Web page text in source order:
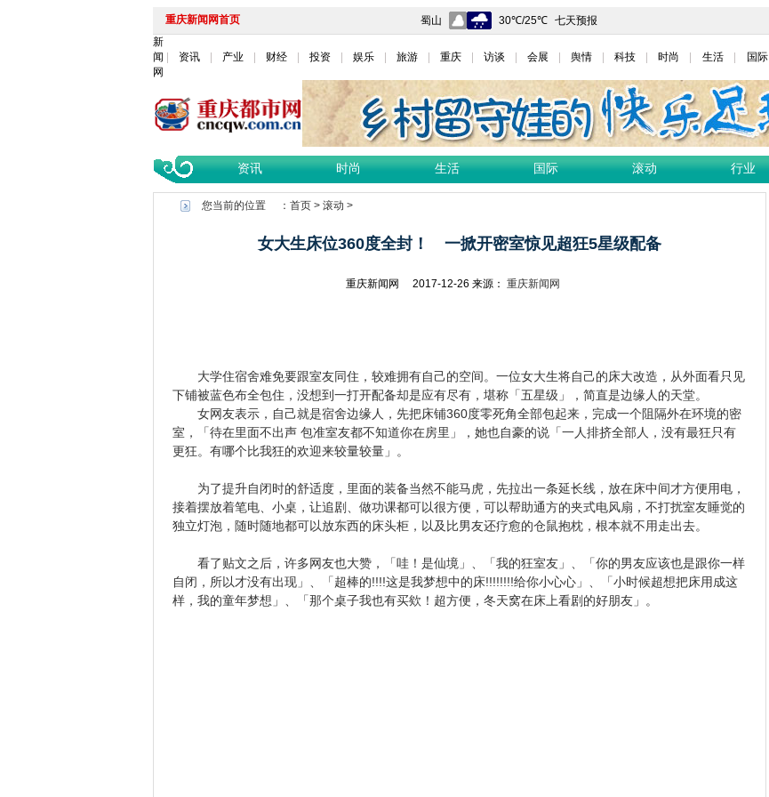
重庆新闻网首页
新
闻
网
资讯 产业 财经 投资 娱乐 旅游 重庆 访谈 会展 舆情 科技 时尚 生活 国际
资讯 时尚 生活 国际 滚动 行业
您当前的位置 ： 首页> 滚动 >
女大生床位360度全封！ 一掀开密室惊见超狂5星级配备
重庆新闻网 2017-12-26 来源： 重庆新闻网
大学住宿舍难免要跟室友同住，较难拥有自己的空间。一位女大生将自己的床大改造，从外面看只见
下铺被蓝色布全包住，没想到一打开配备却是应有尽有，堪称「五星级」，简直是边缘人的天堂。
女网友表示，自己就是宿舍边缘人，先把床铺360度零死角全部包起来，完成一个阻隔外在环境的密
室，「待在里面不出声 包准室友都不知道你在房里」，她也自豪的说「一人排挤全部人，没有最狂只有
更狂。有哪个比我狂的欢迎来较量较量」。
为了提升自闭时的舒适度，里面的装备当然不能马虎，先拉出一条延长线，放在床中间才方便用电，
接着摆放着笔电、小桌，让追剧、做功课都可以很方便，可以帮助通方的夹式电风扇，不打扰室友睡觉的
独立灯泡，随时随地都可以放东西的床头柜，以及比男友还疗愈的仓鼠抱枕，根本就不用走出去。
看了贴文之后，许多网友也大赞，「哇！是仙境」、「我的狂室友」、「你的男友应该也是跟你一样
自闭，所以才没有出现」、「超棒的!!!!这是我梦想中的床!!!!!!!!给你小心心」、「小时候超想把床用成这
样，我的童年梦想」、「那个桌子我也有买欸！超方便，冬天窝在床上看剧的好朋友」。